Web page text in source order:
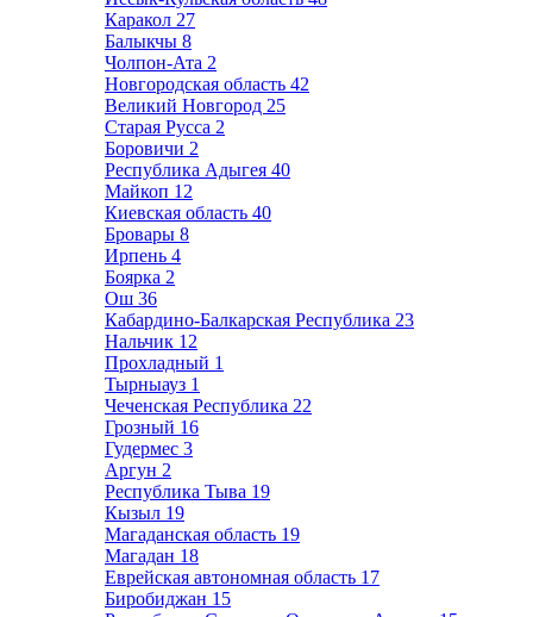
Каракол 27
Балыкчы 8
Чолпон-Ата 2
Новгородская область 42
Великий Новгород 25
Старая Русса 2
Боровичи 2
Республика Адыгея 40
Майкоп 12
Киевская область 40
Бровары 8
Ирпень 4
Боярка 2
Ош 36
Кабардино-Балкарская Республика 23
Нальчик 12
Прохладный 1
Тырныауз 1
Чеченская Республика 22
Грозный 16
Гудермес 3
Аргун 2
Республика Тыва 19
Кызыл 19
Магаданская область 19
Магадан 18
Еврейская автономная область 17
Биробиджан 15